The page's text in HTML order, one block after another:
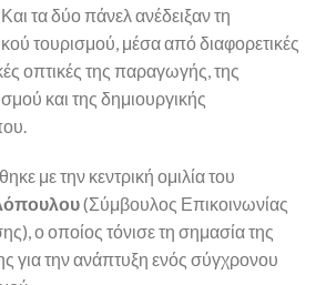
τα δύο πάνελ ανέδειξαν τη
τουρισμού, μέσα από διαφορετικές
οπτικές της παραγωγής, της
και της δημιουργικής
με την κεντρική ομιλία του
(Σύμβουλος Επικοινωνίας
ο οποίος τόνισε τη σημασία της
για την ανάπτυξη ενός σύγχρονου